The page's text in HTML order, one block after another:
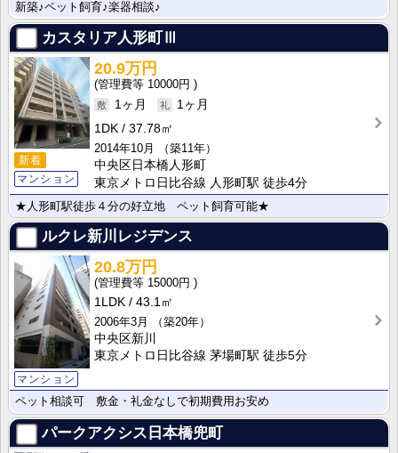
新築♪ペット飼育♪楽器相談♪
カスタリア人形町Ⅲ
新着
マンション
20.9万円
10000円
1ヶ月
1ヶ月
1DK
37.78㎡
2014年10月
（築11年）
中央区日本橋人形町
東京メトロ日比谷線 人形町駅 徒歩4分
★人形町駅徒歩４分の好立地 ペット飼育可能★
ルクレ新川レジデンス
マンション
20.8万円
15000円
1LDK
43.1㎡
2006年3月
（築20年）
中央区新川
東京メトロ日比谷線 茅場町駅 徒歩5分
ペット相談可 敷金・礼金なしで初期費用お安め
パークアクシス日本橋兜町